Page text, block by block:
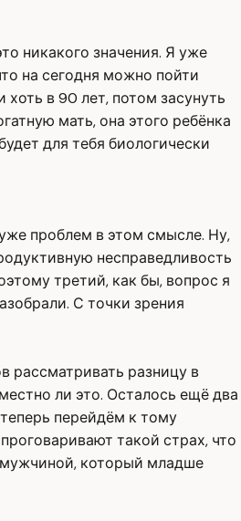
никакого значения. Я уже
на сегодня можно пойти
хоть в 90 лет, потом засунуть
мать, она этого ребёнка
для тебя биологически
проблем в этом смысле. Ну,
несправедливость
третий, как бы, вопрос я
С точки зрения
рассматривать разницу в
ли это. Осталось ещё два
перейдём к тому
такой страх, что
мужчиной, который младше